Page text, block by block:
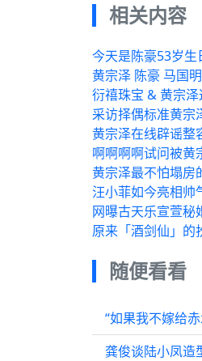
相关内容
今天是陈豪53岁
黄宗泽 陈豪 马国
衍禧珠宝 & 黄宗
采访择偶标准黄宗
黄宗泽在线辟谣整
啊啊啊啊试问被黄
黄宗泽最不怕塌
汪小菲如今亮相帅
网曝古天乐宣萱秘
原来「酒剑仙」
随便看看
龚俊谈陆小凤造